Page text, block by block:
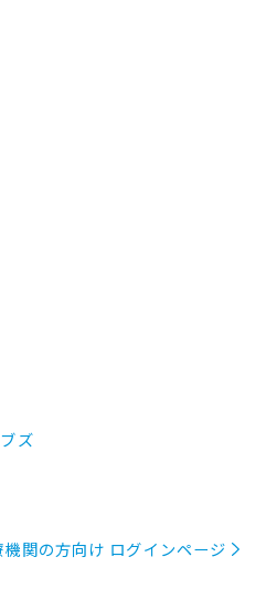
ズ
機関の方向け ログインページ